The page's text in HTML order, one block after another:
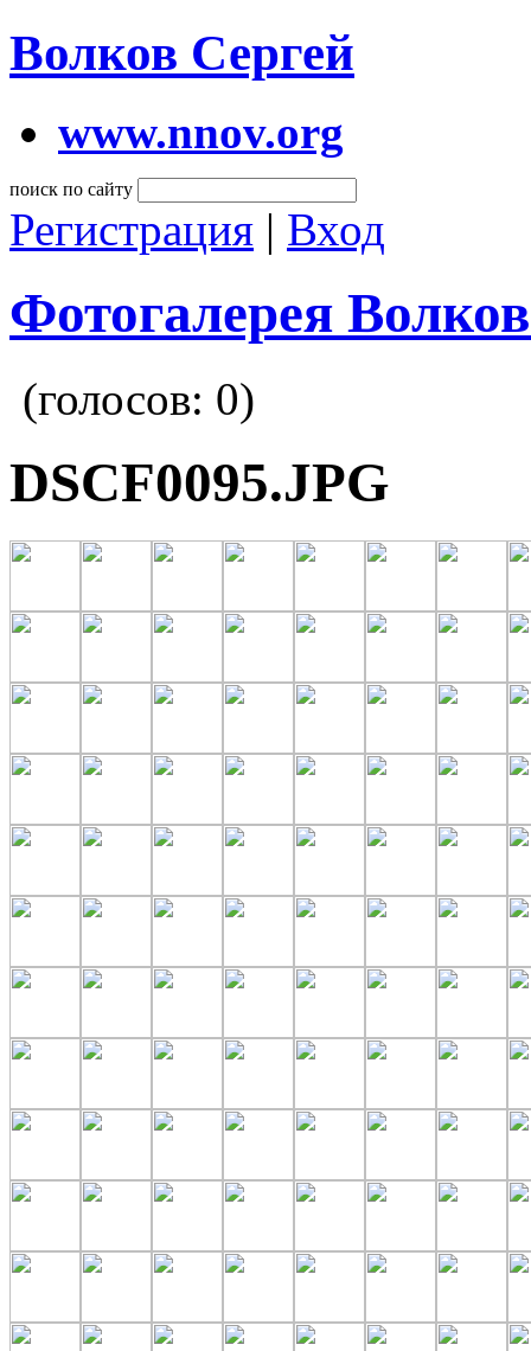
Волков Сергей
www.nnov.org
поиск по сайту
Регистрация | Вход
Фотогалерея
(голосов: 0)
DSCF0095.JPG